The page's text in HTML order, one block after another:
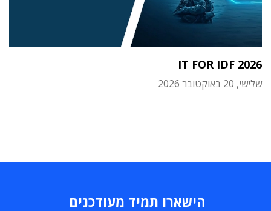
IT FOR IDF 2026
שלישי, 20 באוקטובר 2026
הישארו תמיד מעודכנים